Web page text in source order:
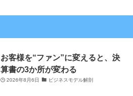
お客様を“ファン”に変えると、決
算書の3か所が変わる
2026年8月6日 ビジネスモデル解剖